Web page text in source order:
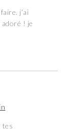
j’ai
! je
tes